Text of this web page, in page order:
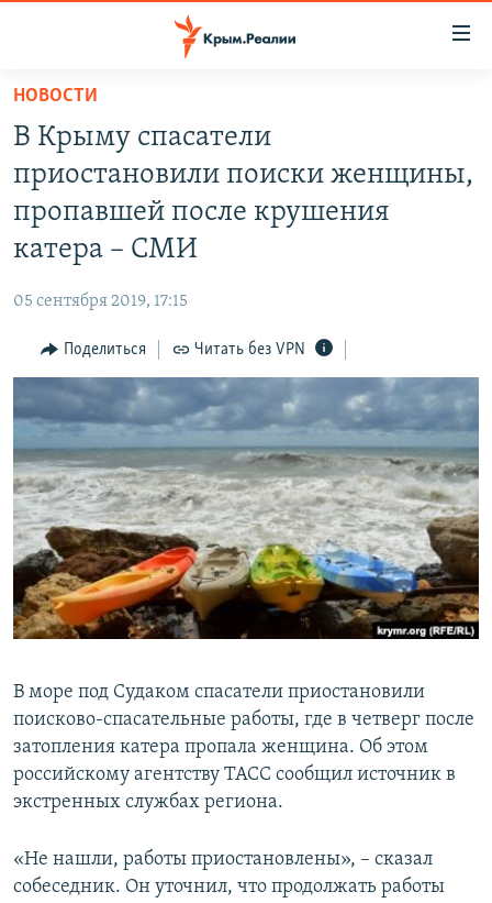
Вернуться
основному
содержанию
Вернутся
главной
Вернутся
поиску
СПЕЦПРОЕКТЫ
КАРТА ВОЕННЫХ ОБЪЕКТОВ КРЫМА
ВОДА
ИНТЕРАКТИВ
ИНФОГРАФИКА
ТЕЛЕПРОЕКТ КРЫМ.РЕАЛИИ
СОВЕТЫ ПРАВОЗАЩИТНИКОВ
ПРОПАВШИЕ БЕЗ ВЕСТИ
ПОБЕДИТЕЛЕЙ НЕ СУДЯТ?
КРЫМ.НЕПОКОРЕННЫЙ
ELIFBE
УКРАИНСКАЯ ПРОБЛЕМА КРЫМА
РАДІО СВОБОДА
КАК ОБОЙТИ БЛОКИРОВКУ
Українською
Qırımtatar
ПРИСОЕДИНЯЙТЕСЬ!
НОВОСТИ
В Крыму спасатели
приостановили поиски женщины,
пропавшей после крушения
катера – СМИ
05 сентября 2019, 17:15
Поделиться Читать без VPN
В море под Судаком спасатели приостановили
поисково-спасательные работы, где в четверг после
затопления катера пропала женщина. Об этом
российскому агентству ТАСС cообщил источник в
экстренных службах региона.
«Не нашли, работы приостановлены», – сказал
собеседник. Он уточнил, что продолжать работы